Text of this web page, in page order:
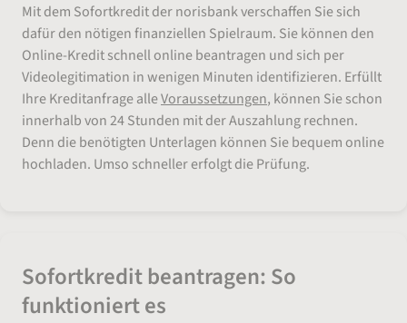
Mit dem Sofortkredit der norisbank verschaffen Sie sich
dafür den nötigen finanziellen Spielraum. Sie können den
Online-Kredit schnell online beantragen und sich per
Videolegitimation in wenigen Minuten identifizieren. Erfüllt
Ihre Kreditanfrage alleVoraussetzungen, können Sie schon
innerhalb von 24 Stunden mit der Auszahlung rechnen.
Denn die benötigten Unterlagen können Sie bequem online
hochladen. Umso schneller erfolgt die Prüfung.
Sofortkredit beantragen: So
funktioniert es